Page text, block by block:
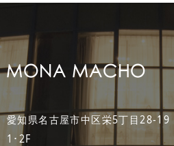
愛知県名古屋市中区栄5丁目28-19
1･2F